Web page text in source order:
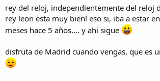
rey del reloj, independientemente del reloj
rey leon esta muy bien! eso si, iba a estar
meses hace 5 años.... y ahi sigue
disfruta de Madrid cuando vengas, que es